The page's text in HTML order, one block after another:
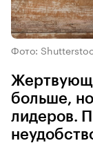
Фото:
больше,
лидеров.